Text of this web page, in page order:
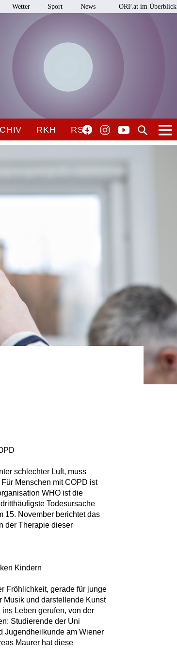
Wetter Sport News ORF.at im Überblick
RKH RSO
schlechter Luft, muss
Menschen mit COPD ist
WHO ist die
Todesursache
15. November berichtet das
der Therapie dieser
Kindern
Fröhlichkeit, gerade für junge
Musik und darstellende Kunst
Leben gerufen, von der
Studierende der Uni
Jugendheilkunde am Wiener
Maurer hat diese